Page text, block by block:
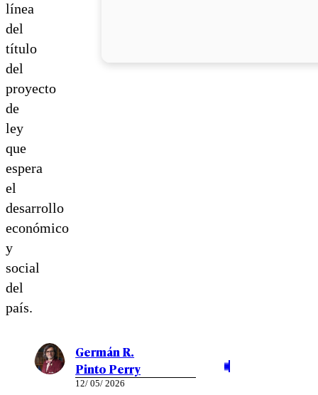
línea
del
título
del
proyecto
de
ley
que
espera
el
desarrollo
económico
y
social
del
país.
Germán R.
Pinto Perry
12/ 05/ 2026